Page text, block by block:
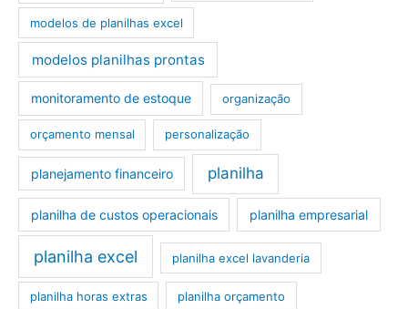
modelos de planilhas excel
modelos planilhas prontas
monitoramento de estoque organização
orçamento mensal personalização
planejamento financeiro planilha
planilha de custos operacionais planilha empresarial
planilha excel planilha excel lavanderia
planilha horas extras planilha orçamento